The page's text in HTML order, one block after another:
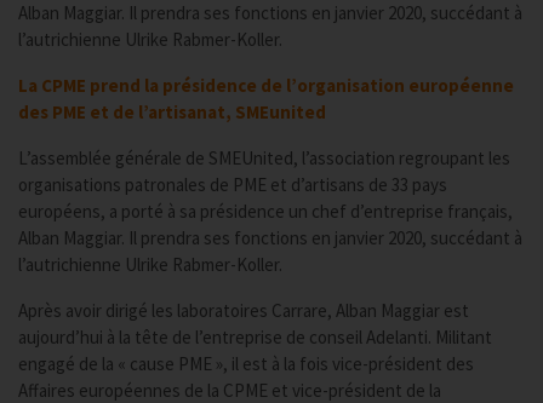
Alban Maggiar. Il prendra ses fonctions en janvier 2020, succédant à
l’autrichienne Ulrike Rabmer-Koller.
La CPME prend la présidence de l’organisation européenne
des PME et de l’artisanat, SMEunited
L’assemblée générale de SMEUnited, l’association regroupant les
organisations patronales de PME et d’artisans de 33 pays
européens, a porté à sa présidence un chef d’entreprise français,
Alban Maggiar. Il prendra ses fonctions en janvier 2020, succédant à
l’autrichienne Ulrike Rabmer-Koller.
Après avoir dirigé les laboratoires Carrare, Alban Maggiar est
aujourd’hui à la tête de l’entreprise de conseil Adelanti. Militant
engagé de la « cause PME », il est à la fois vice-président des
Affaires européennes de la CPME et vice-président de la